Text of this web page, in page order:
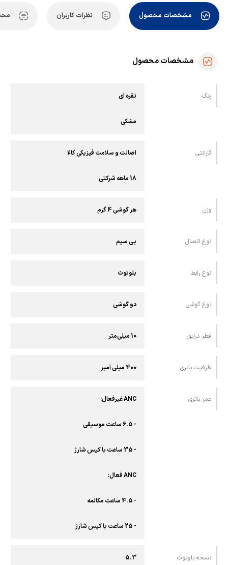
مشخصات محصول نظرات کاربران
مشخصات محصول
رنگ نقره ای
مشکی
گارانتی اصالت و سلامت فیزیکی کالا
18 ماهه شرکتی
وزن هر گوشی 4 گرم
نوع اتصال بی سیم
نوع رابط بلوتوث
نوع گوشی دو گوشی
قطر درایور 10 میلی‌متر
ظرفیت باتری 400 میلی آمپر
عمر باتری ANC غیرفعال:
- 6.5 ساعت موسیقی
- 35 ساعت با کیس شارژ
ANC فعال:
- 4.5 ساعت مکالمه
- 25 ساعت با کیس شارژ
نسخه بلوتوث 5.3